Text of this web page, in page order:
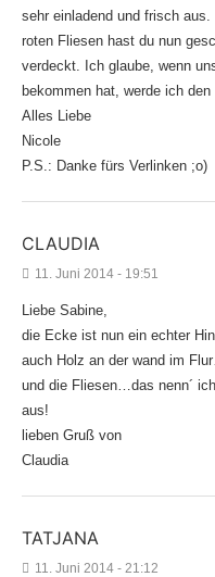
sehr einladend und frisch
roten Fliesen hast du nun
verdeckt. Ich glaube, wenn
bekommen hat, werde ich
Alles Liebe
Nicole
P.S.: Danke fürs Verlinken ;o)
CLAUDIA
11. Juni 2014 - 19:51
Liebe Sabine,
die Ecke ist nun ein echter
auch Holz an der wand im
und die Fliesen…das nenn´
aus!
lieben Gruß von
Claudia
TATJANA
11. Juni 2014 - 21:12